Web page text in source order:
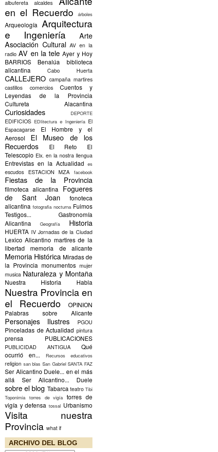
albufereta alcaldes
en el Recuerdo
árboles
Arqueología Arquitectura
e Ingeniería
Arte
Asociación Cultural AV en la
radio AV en la tele Ayer y Hoy
BARRIOS
Benalúa
biblioteca
alicantina
Cabo Huerta
CALLEJERO campaña martires
castillos
comercios
Cuentos y
Leyendas de la Provincia
Cultureta Alacantina
Curiosidades DEPORTE
EDIFICIOS EDIitectura e Ingeniería El
Espacagarse
El Hombre y el
Aerosol
El Museo de los
Recuerdos
El Reto
El
Telescopio Elx. en la nostra llengua
Entrevistas en la Actualidad es
escudos ESTACION MZA facebook
Fiestas de la Provincia
filmoteca alicantina
Fogueres
de Sant Joan
fonoteca
alicantina fotografia nocturna Fuimos
Testigos...
Gastronomía
Alicantina
Geografía Historia
HUERTA IV Jornadas de la Ciudad
Lexico Alicantino martires de la
libertad
memoria de alicante
Memoria Histórica Miradas de
la Provincia monumentos mujer
musica Naturaleza y Montaña
Nuestra Historia Habla
Nuestra Provincia en
el Recuerdo
OPINION
Palabras sobre Alicante
Personajes Ilustres PGOU
Pinceladas de Actualidad pintura
prensa PUBLICACIONES
PUBLICIDAD ANTIGUA
Qué
ocurrió en...
Recursos educativos
religion san blas San Gabriel SANTA FAZ
Ser Alicantino Duele... en el más
allá
Ser Alicantino... Duele
sobre el blog Tabarca teatro Tibi
Toponimia torres de vigía torres de
vigía y defensa tossal Urbanismo
Visita nuestra
Provincia what if
ARCHIVO DEL BLOG